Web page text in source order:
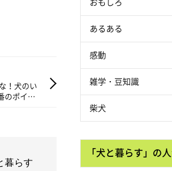
！犬のい
のポイン
暮らす
あるある
感動
雑学・豆知識
柴犬
「犬と暮らす」の